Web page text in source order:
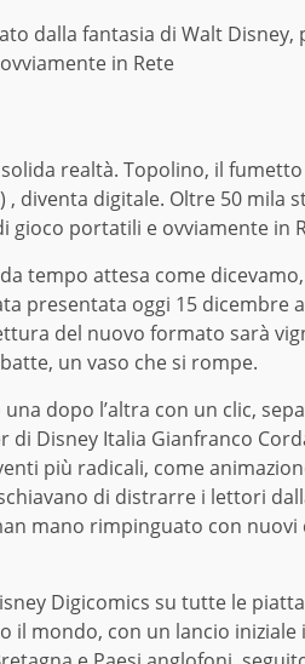
dalla fantasia di Walt
in Rete
solida realtà. Topolino, il
, diventa digitale. Oltre 50 mila
gioco portatili e ovviamente in
da tempo attesa come
presentata oggi 15 dicembre
del nuovo formato sarà
un vaso che si rompe.
dopo l’altra con un clic,
di Disney Italia Gianfranco
più radicali, come
di distrarre i lettori
mano rimpinguato con
Digicomics su tutte le
il mondo, con un lancio